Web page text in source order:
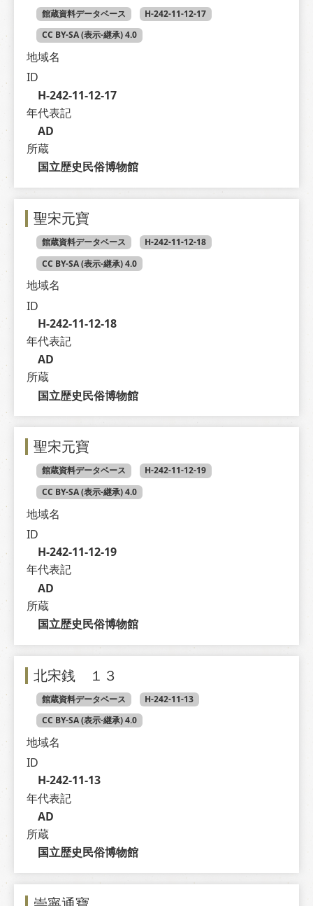
館蔵資料データベース
H-242-11-12-17
CC BY-SA (表示-継承) 4.0
地域名
ID
H-242-11-12-17
年代表記
AD
所蔵
国立歴史民俗博物館
聖宋元寶
館蔵資料データベース
H-242-11-12-18
CC BY-SA (表示-継承) 4.0
地域名
ID
H-242-11-12-18
年代表記
AD
所蔵
国立歴史民俗博物館
聖宋元寶
館蔵資料データベース
H-242-11-12-19
CC BY-SA (表示-継承) 4.0
地域名
ID
H-242-11-12-19
年代表記
AD
所蔵
国立歴史民俗博物館
北宋銭 １３
館蔵資料データベース
H-242-11-13
CC BY-SA (表示-継承) 4.0
地域名
ID
H-242-11-13
年代表記
AD
所蔵
国立歴史民俗博物館